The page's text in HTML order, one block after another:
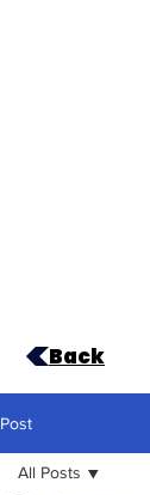
Back
Post
All Posts